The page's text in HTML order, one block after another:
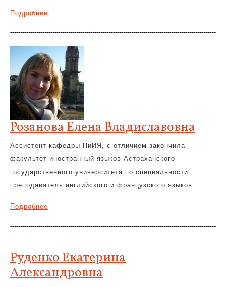
Подробнее
Розанова Елена Владиславовна
Ассистент кафедры ПиИЯ, с отличием закончила
факультет иностранный языков Астраханского
государственного университета по специальности
преподаватель английского и французского языков.
Подробнее
Руденко Екатерина
Александровна